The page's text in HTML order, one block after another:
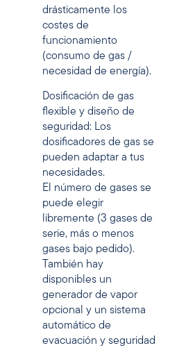
drásticamente los
costes de
funcionamiento
(consumo de gas /
necesidad de energía).
Dosificación de gas
flexible y diseño de
seguridad: Los
dosificadores de gas se
pueden adaptar a tus
necesidades.
El número de gases se
puede elegir
libremente (3 gases de
serie, más o menos
gases bajo pedido).
También hay
disponibles un
generador de vapor
opcional y un sistema
automático de
evacuación y seguridad